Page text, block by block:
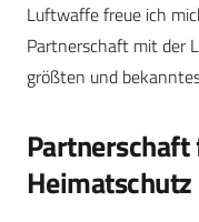
Luftwaffe freue ich
Partnerschaft mit der
größten und
Heimatschutz